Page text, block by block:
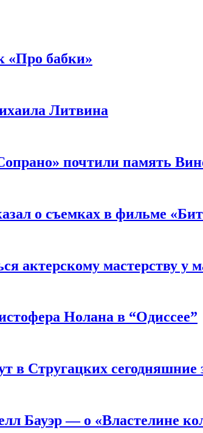
«Про бабки»
Литвина
почтили память
о съемках в фильме
актерскому мастерству у
Нолана в “Одиссее”
в Стругацких
Бауэр — о «Властелине